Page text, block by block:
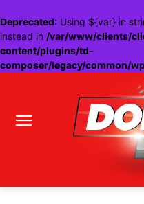
Deprecated: Using ${var} in
instead in /var/www/clients/
content/plugins/td-
composer/legacy/common/